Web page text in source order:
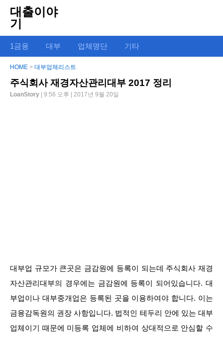
대출이야
기
1금융 대부 업체명단 기타
HOME > 대부업체리스트
주식회사 재경자산관리대부 2017 정리
LoanStory | 9:56 오후 | 2017년 9월 20일
대부업 규모가 큰곳은 금감원에 등록이 되는데 주식회사 재경
자산관리대부의 경우에는 금감원에 등록이 되어있습니다. 대
부업이나 대부중개업은 등록된 곳을 이용하여야 합니다. 이는
금융감독원의 권장 사항입니다. 법적인 테두리 안에 있는 대부
업체이기 때문에 미등록 업체에 비하여 상대적으로 안심할 수